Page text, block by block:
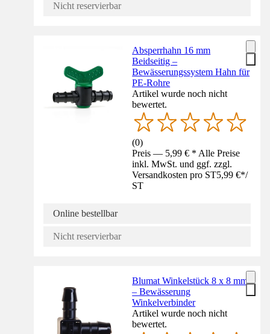
Nicht reservierbar
Absperrhahn 16 mm
Beidseitig –
Bewässerungssystem Hahn für
PE-Rohre
Artikel wurde noch nicht
bewertet.
(0)
Preis — 5,99 € * Alle Preise
inkl. MwSt. und ggf. zzgl.
Versandkosten pro ST5,99 €*/
ST
Online bestellbar
Nicht reservierbar
Blumat Winkelstück 8 x 8 mm
– Bewässerung
Winkelverbinder
Artikel wurde noch nicht
bewertet.